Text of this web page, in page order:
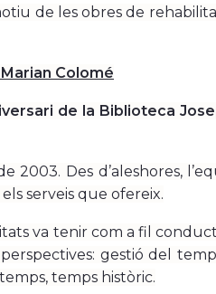
de les obres de
Colomé
de la Biblioteca
2003. Des d’aleshores,
serveis que ofereix.
va tenir com a fil
gestió del
temps històric.